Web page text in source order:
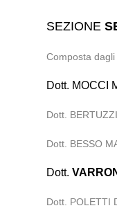
SEZIONE
Composta
Dott. MOCCI
Dott.
Dott. BESSO
Dott.
Dott. POLETTI